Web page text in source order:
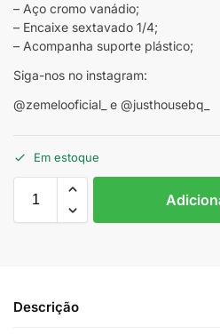
– Aço cromo vanádio;
– Encaixe sextavado 1/4;
– Acompanha suporte plástico;
Siga-nos no instagram:
@zemelooficial_ e @justhousebq_
Em estoque
Descrição